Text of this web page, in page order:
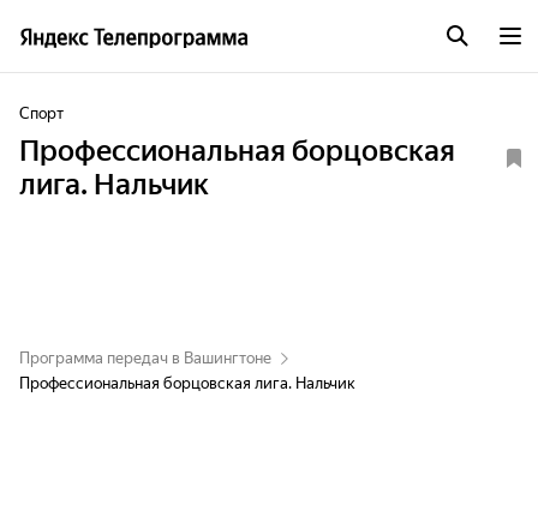
Спорт
Профессиональная борцовская
лига. Нальчик
Программа передач в Вашингтоне
Профессиональная борцовская лига. Нальчик